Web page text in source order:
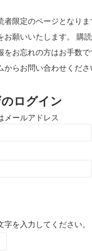
者限定のページとなり
お願いいたします。 購
をお忘れの方はお手数で
からお問い合わせくださ
ログイン
メールアドレス
字を入力してください。